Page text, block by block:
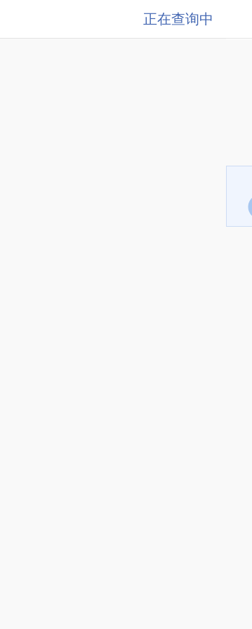
正在查询中